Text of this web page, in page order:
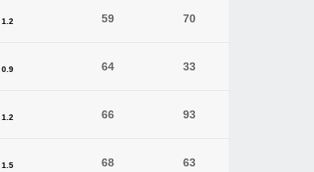
1.2
59 70
0.9
64 33
1.2
66 93
1.5
68 63